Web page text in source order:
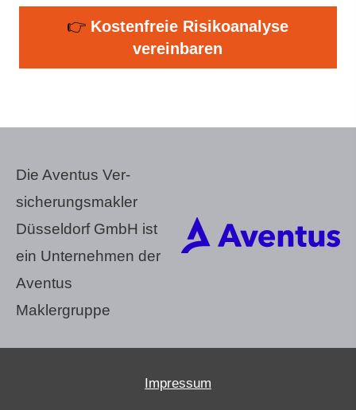
👉 Kostenfreie Risikoanalyse
vereinbaren
Die Aventus Ver­
sicherungs­makler
Düsseldorf GmbH ist
ein Unternehmen der
Aventus
Maklergruppe
Impressum